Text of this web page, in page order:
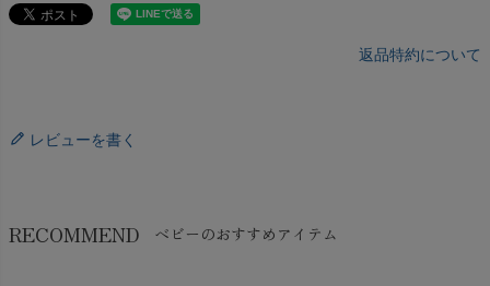
返品特約について
レビューを書く
RECOMMEND ベビーのおすすめアイテム